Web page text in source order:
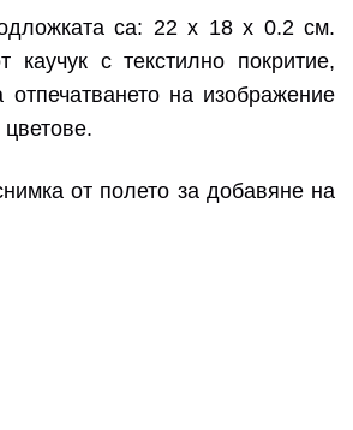
са: 22 x 18 x 0.2 см.
каучук с текстилно покритие,
отпечатването на изображение
от полето за добавяне на